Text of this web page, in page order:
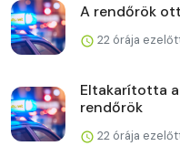
A rendőrök
22 órája
Eltakarította
rendőrök
22 órája